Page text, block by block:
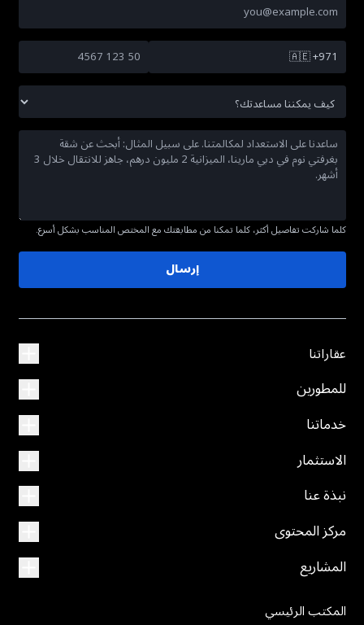
🇦🇪+971
كلما شاركت تفاصيل أكثر، كلما تمكنا من مطابقتك مع المختص المناسب بشكل أسرع.
إرسال
عقاراتنا
للمطورين
خدماتنا
الاستثمار
نبذة عنا
مركز المحتوى
المشاريع
المكتب الرئيسي